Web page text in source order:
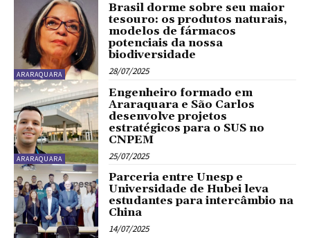
ARARAQUARA
Brasil dorme sobre seu maior
tesouro: os produtos naturais,
modelos de fármacos
potenciais da nossa
biodiversidade
28/07/2025
ARARAQUARA
Engenheiro formado em
Araraquara e São Carlos
desenvolve projetos
estratégicos para o SUS no
CNPEM
25/07/2025
Parceria entre Unesp e
Universidade de Hubei leva
estudantes para intercâmbio na
China
14/07/2025